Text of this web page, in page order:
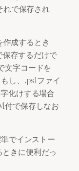
れで保存され
成するとき
保存するだけで
文字コードを
し、.ps1ファイ
化けする場合
付で保存しなお
でインストー
きに便利だっ